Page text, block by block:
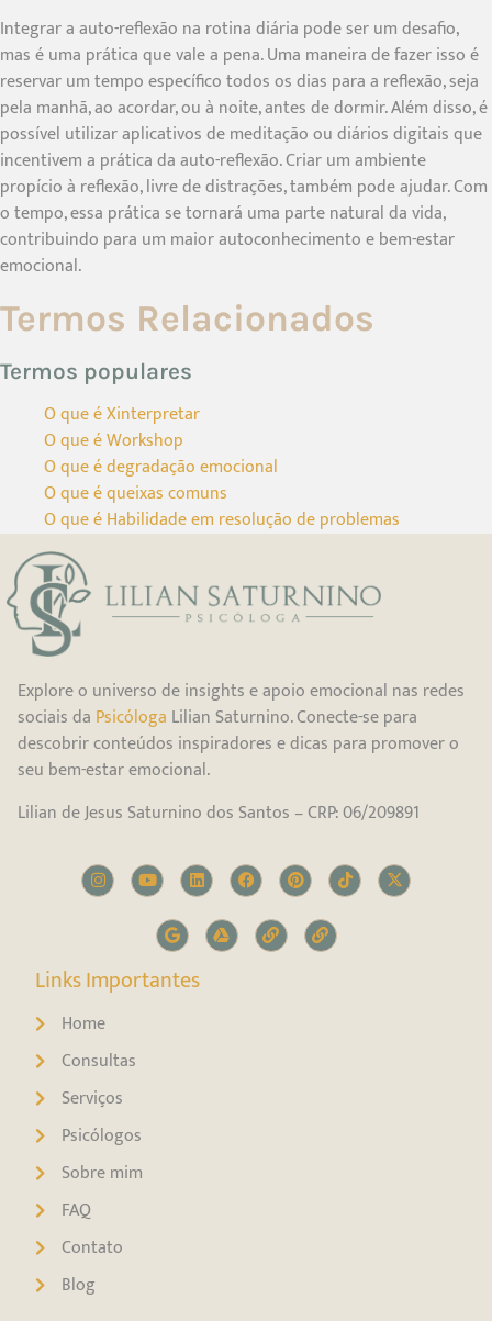
Integrar a auto-reflexão na rotina diária pode ser um desafio,
mas é uma prática que vale a pena. Uma maneira de fazer isso é
reservar um tempo específico todos os dias para a reflexão, seja
pela manhã, ao acordar, ou à noite, antes de dormir. Além disso, é
possível utilizar aplicativos de meditação ou diários digitais que
incentivem a prática da auto-reflexão. Criar um ambiente
propício à reflexão, livre de distrações, também pode ajudar. Com
o tempo, essa prática se tornará uma parte natural da vida,
contribuindo para um maior autoconhecimento e bem-estar
emocional.
Termos Relacionados
Termos populares
O que é Xinterpretar
O que é Workshop
O que é degradação emocional
O que é queixas comuns
O que é Habilidade em resolução de problemas
Explore o universo de insights e apoio emocional nas redes
sociais da Psicóloga Lilian Saturnino. Conecte-se para
descobrir conteúdos inspiradores e dicas para promover o
seu bem-estar emocional.
Lilian de Jesus Saturnino dos Santos – CRP: 06/209891
Links Importantes
Home
Consultas
Serviços
Psicólogos
Sobre mim
FAQ
Contato
Blog